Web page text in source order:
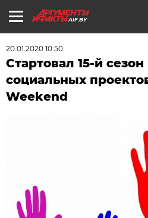
AIF.BY
20.01.2020 10:50
Стартовал 15-й
социальных
Weekend